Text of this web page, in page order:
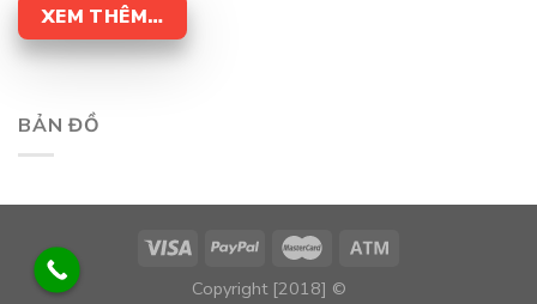
XEM THÊM…
BẢN ĐỒ
Copyright [2018] ©